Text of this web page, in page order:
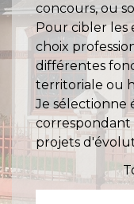
concours, ou
Pour cibler les
choix
différentes
territoriale ou
Je sélectionne
correspondant
projets